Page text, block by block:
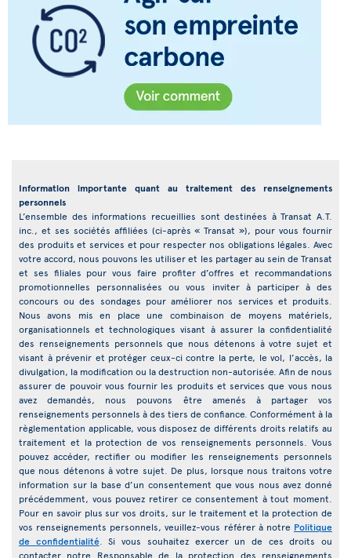
Information importante quant au traitement des renseignements
personnels
L’ensemble des informations recueillies sont destinées à Transat A.T.
inc., et ses sociétés affiliées (ci-après « Transat »), pour vous fournir
des produits et services et pour respecter nos obligations légales. Avec
votre accord, nous pouvons les utiliser et les partager au sein de Transat
et ses filiales pour vous faire profiter d’offres et recommandations
promotionnelles personnalisées ou vous inviter à participer à des
concours ou des sondages pour améliorer nos services et produits.
Nous avons mis en place une combinaison de moyens matériels,
organisationnels et technologiques visant à assurer la confidentialité
des renseignements personnels que nous détenons à votre sujet et
visant à prévenir et protéger ceux-ci contre la perte, le vol, l’accès, la
divulgation, la modification ou la destruction non-autorisée. Afin de nous
assurer de pouvoir vous fournir les produits et services que vous nous
avez demandés, nous pouvons être amenés à partager vos
renseignements personnels à des tiers de confiance. Conformément à la
règlementation applicable, vous disposez de différents droits relatifs au
traitement et la protection de vos renseignements personnels. Vous
pouvez accéder, rectifier ou modifier les renseignements personnels
que nous détenons à votre sujet. De plus, lorsque nous traitons votre
information sur la base d’un consentement que vous nous avez donné
précédemment, vous pouvez retirer ce consentement à tout moment.
Pour en savoir plus sur vos droits, sur le traitement et la protection de
vos renseignements personnels, veuillez-vous référer à notre Politique
de confidentialité. Si vous souhaitez exercer un de ces droits ou
contacter notre Responsable de la protection des renseignements